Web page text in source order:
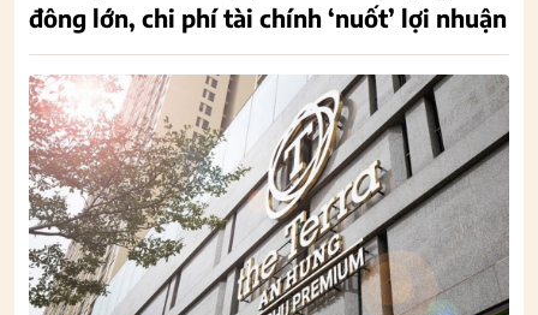
đông lớn, chi phí tài chính ‘nuốt’ lợi nhuận